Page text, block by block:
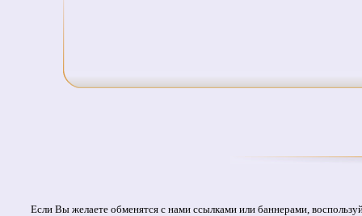
Если Вы желаете обменятся с нами ссылками или баннерами,